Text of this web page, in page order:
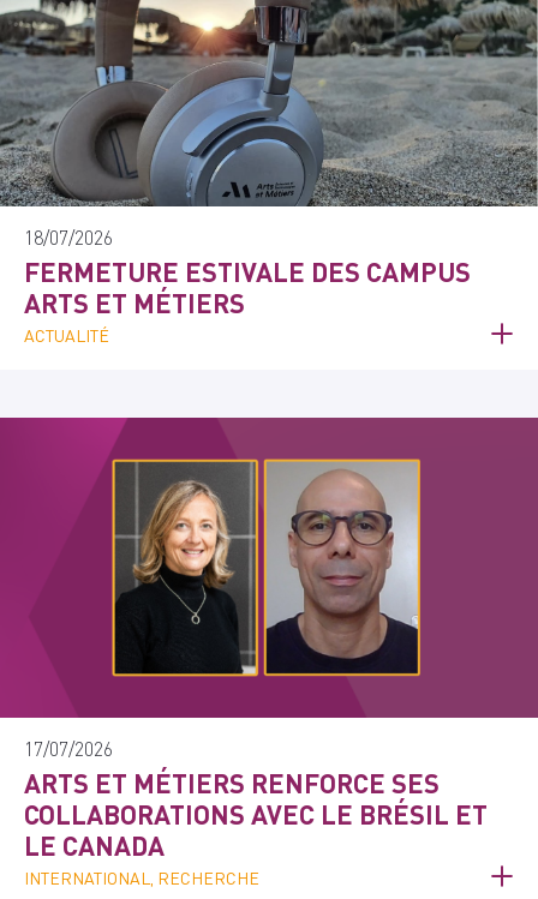
18/07/2026
FERMETURE ESTIVALE DES CAMPUS
ARTS ET MÉTIERS
ACTUALITÉ
17/07/2026
ARTS ET MÉTIERS RENFORCE SES
COLLABORATIONS AVEC LE BRÉSIL ET
LE CANADA
INTERNATIONAL, RECHERCHE